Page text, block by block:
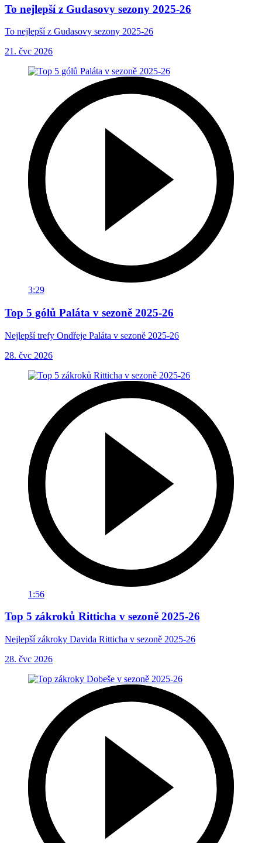
To nejlepší z Gudasovy sezony 2025-26
To nejlepší z Gudasovy sezony 2025-26
21. čvc 2026
3:29
Top 5 gólů Paláta v sezoně 2025-26
Nejlepší trefy Ondřeje Paláta v sezoně 2025-26
28. čvc 2026
1:56
Top 5 zákroků Ritticha v sezoně 2025-26
Nejlepší zákroky Davida Ritticha v sezoně 2025-26
28. čvc 2026